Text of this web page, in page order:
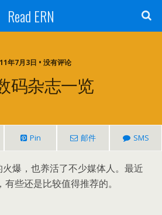
Read ERN
年7月3日 • 没有评论
码杂志一览
Pin 邮件 SMS
爆，也养活了不少媒体人。最近
些还是比较值得推荐的。